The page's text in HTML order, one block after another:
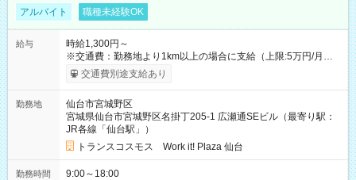
アルバイト 職種未経験OK
給与
時給1,300円～
※交通費：勤務地より1km以上の場合に支給（上限:5万円/月・
2,500円/日） ※残業代：残業発生時は1分単位で支給 ※研修中の
給与変動なし ＜ 収入例 ＞ ■週5日勤務の場合… 月収22万8,800
4日勤務の場合… 月収16万6,400円以上可能 ※交通費別途支給
（時給1,300円×8時間×16日） 【試用期間】試用期間なし
交通費別途支給あり
勤務地
仙台市宮城野区
宮城県仙台市宮城野区名掛丁205-1 広瀬通SEビル（最寄り駅：
JR各線「仙台駅」）
トランスコスモス Work it! Plaza 仙台
勤務時間
9:00～18:00